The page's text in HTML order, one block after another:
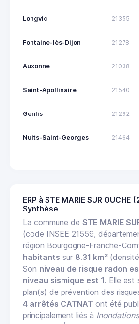
Longvic 21355
Fontaine-lès-Dijon 21278
Auxonne 21038
Saint-Apollinaire 21540
Genlis 21292
Nuits-Saint-Georges 21464
ERP à STE MARIE SUR OUCHE
Synthèse
La commune de STE MARIE
(code INSEE 21559,
région Bourgogne-Franche-
habitants sur 8.31 km²
Son niveau de risque radon
niveau sismique est 1. Elle est
plan(s) de prévention des
4 arrêtés CATNAT ont été
principalement liés à